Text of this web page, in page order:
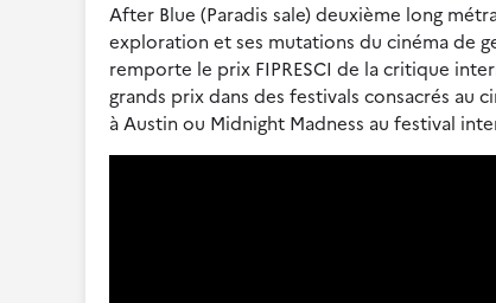
After Blue (Paradis sale) deuxième long
exploration et ses mutations du cinéma de
remporte le prix FIPRESCI de la critique
grands prix dans des festivals consacrés au
à Austin ou Midnight Madness au festival